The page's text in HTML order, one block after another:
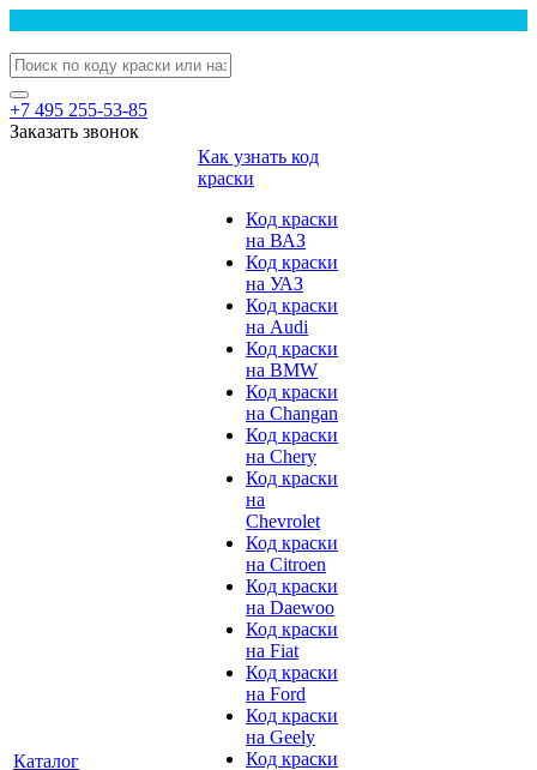
+7 495 255-53-85
Заказать звонок
Каталог
Как узнать код
краски
Код краски
на ВАЗ
Код краски
на УАЗ
Код краски
на Audi
Код краски
на BMW
Код краски
на Changan
Код краски
на Chery
Код краски
на
Chevrolet
Код краски
на Citroen
Код краски
на Daewoo
Код краски
на Fiat
Код краски
на Ford
Код краски
на Geely
Код краски